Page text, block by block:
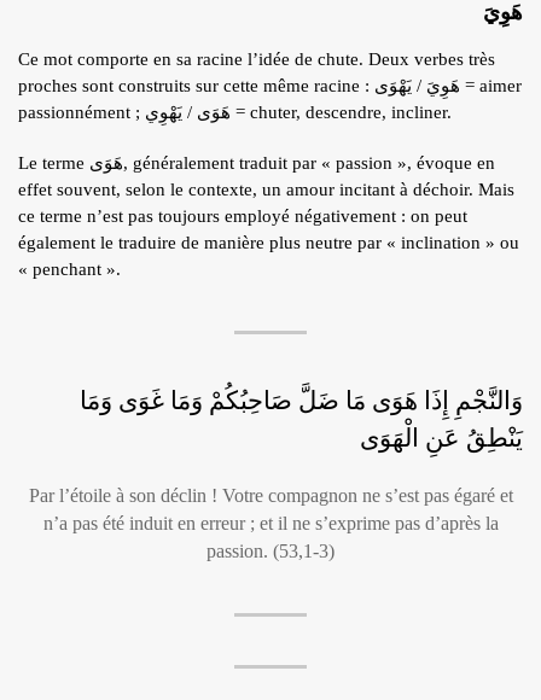
هَوِيَ
Ce mot comporte en sa racine l’idée de chute. Deux verbes très
proches sont construits sur cette même racine : هَوِيَ / يَهْوَى = aimer
passionnément ; هَوَى / يَهْوِي = chuter, descendre, incliner.
Le terme هَوَى, généralement traduit par « passion », évoque en
effet souvent, selon le contexte, un amour incitant à déchoir. Mais
ce terme n’est pas toujours employé négativement : on peut
également le traduire de manière plus neutre par « inclination » ou
« penchant ».
وَالنَّجْمِ إِذَا هَوَى مَا ضَلَّ صَاحِبُكُمْ وَمَا غَوَى وَمَا
يَنْطِقُ عَنِ الْهَوَى
Par l’étoile à son déclin ! Votre compagnon ne s’est pas égaré et
n’a pas été induit en erreur ; et il ne s’exprime pas d’après la
passion. (53,1-3)